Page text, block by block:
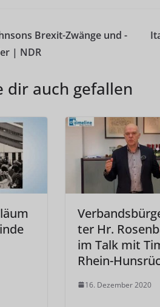
Brexit-Zwänge und -
| NDR
dir auch gefallen
ter Hr.
im Talk mit
Rhein-
16. Dezember 2020